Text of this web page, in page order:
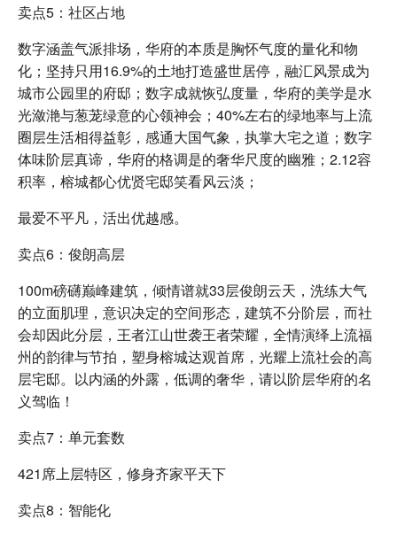
卖点5：社区占地
数字涵盖气派排场，华府的本质是胸怀气度的量化和物
化；坚持只用16.9%的土地打造盛世居停，融汇风景成为
城市公园里的府邸；数字成就恢弘度量，华府的美学是水
光潋滟与葱茏绿意的心领神会；40%左右的绿地率与上流
圈层生活相得益彰，感通大国气象，执掌大宅之道；数字
体味阶层真谛，华府的格调是的奢华尺度的幽雅；2.12容
积率，榕城都心优贤宅邸笑看风云淡；
最爱不平凡，活出优越感。
卖点6：俊朗高层
100m磅礴巅峰建筑，倾情谱就33层俊朗云天，洗练大气
的立面肌理，意识决定的空间形态，建筑不分阶层，而社
会却因此分层，王者江山世袭王者荣耀，全情演绎上流福
州的韵律与节拍，塑身榕城达观首席，光耀上流社会的高
层宅邸。以内涵的外露，低调的奢华，请以阶层华府的名
义驾临！
卖点7：单元套数
421席上层特区，修身齐家平天下
卖点8：智能化